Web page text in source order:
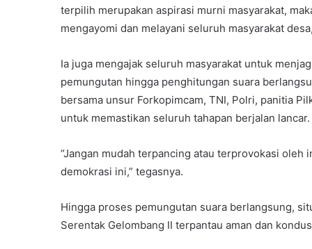
terpilih merupakan aspirasi murni masyarakat,
mengayomi dan melayani seluruh masyarakat
Ia juga mengajak seluruh masyarakat untuk
pemungutan hingga penghitungan suara
bersama unsur Forkopimcam, TNI, Polri, panitia
untuk memastikan seluruh tahapan berjalan lancar.
“Jangan mudah terpancing atau terprovokasi
demokrasi ini,” tegasnya.
Hingga proses pemungutan suara berlangsung,
Serentak Gelombang II terpantau aman dan